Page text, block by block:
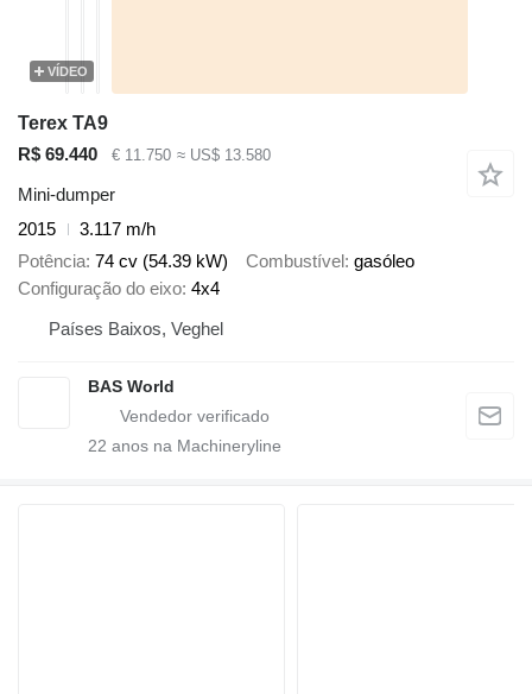
VÍDEO
Terex TA9
R$ 69.440
€ 11.750 ≈ US$ 13.580
Mini-dumper
2015
3.117 m/h
Potência 74 cv (54.39 kW) Combustível gasóleo
Configuração do eixo 4x4
Países Baixos, Veghel
BAS World
22 anos na Machineryline